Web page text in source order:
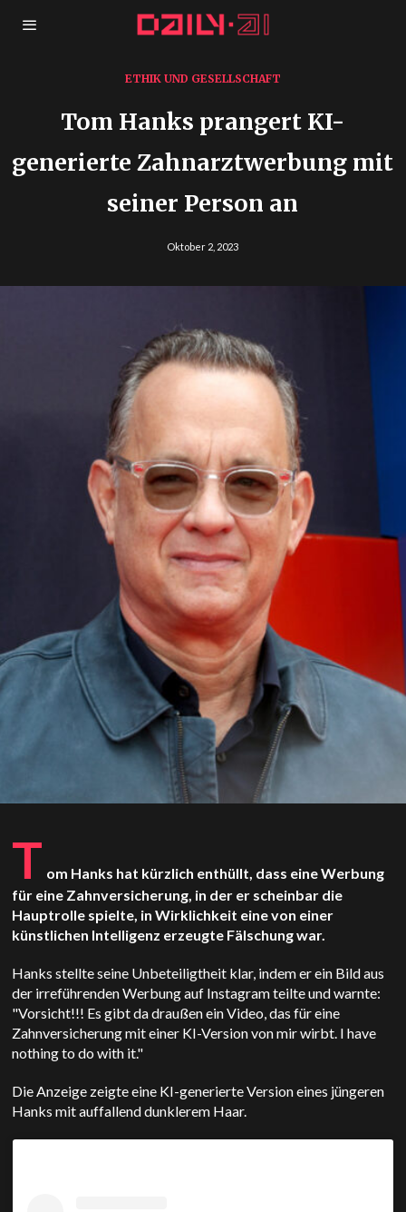
ETHIK UND GESELLSCHAFT
Tom Hanks prangert KI-
generierte Zahnarztwerbung mit
seiner Person an
Oktober 2, 2023
T om Hanks hat kürzlich enthüllt, dass eine Werbung
für eine Zahnversicherung, in der er scheinbar die
Hauptrolle spielte, in Wirklichkeit eine von einer
künstlichen Intelligenz erzeugte Fälschung war.
Hanks stellte seine Unbeteiligtheit klar, indem er ein Bild aus
der irreführenden Werbung auf Instagram teilte und warnte:
"Vorsicht!!! Es gibt da draußen ein Video, das für eine
Zahnversicherung mit einer KI-Version von mir wirbt. I have
nothing to do with it."
Die Anzeige zeigte eine KI-generierte Version eines jüngeren
Hanks mit auffallend dunklerem Haar.